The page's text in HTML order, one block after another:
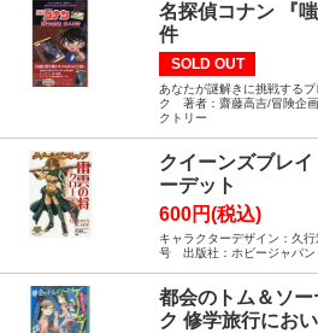
名探偵コナン 『
件
SOLD OUT
あなたが謎解きに挑戦する
ク 著者：齋藤高吉/冒険企
クトリー
クイーンズブレ
ーデット
600円(税込)
キャラクターデザイン：久
号 出版社：ホビージャパン
都会のトム＆ソ
ク 修学旅行にお